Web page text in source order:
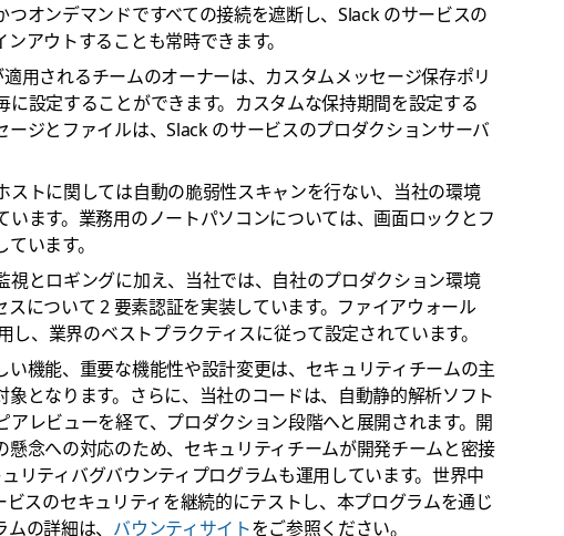
つオンデマンドですべての接続を遮断し、Slack のサービスの
アウトすることも常時できます。
用されるチームのオーナーは、カスタムメッセージ保存ポリ
設定することができます。カスタムな保持期間を設定する
ージとファイルは、Slack のサービスのプロダクションサーバ
ストに関しては自動の脆弱性スキャンを行ない、当社の環境
ます。業務用のノートパソコンについては、画面ロックとフ
います。
視とロギングに加え、当社では、自社のプロダクション環境
について 2 要素認証を実装しています。ファイアウォール
し、業界のベストプラクティスに従って設定されています。
い機能、重要な機能性や設計変更は、セキュリティチームの主
となります。さらに、当社のコードは、自動静的解析ソフト
レビューを経て、プロダクション段階へと展開されます。開
念への対応のため、セキュリティチームが開発チームと密接
リティバグバウンティプログラムも運用しています。世界中
スのセキュリティを継続的にテストし、本プログラムを通じ
の詳細は、 バウンティサイトをご参照ください。